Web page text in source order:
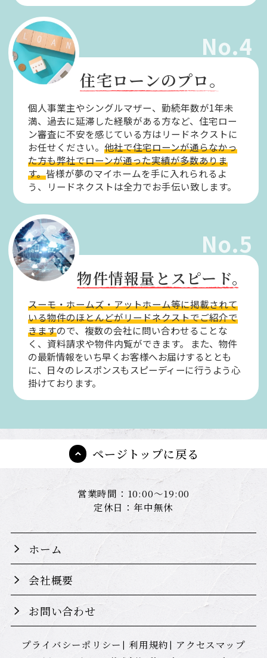
No.4
住宅ローンのプロ。
個人事業主やシングルマザー、勤続年数が1年未
満、過去に延滞した経験がある方など、住宅ロー
ン審査に不安を感じている方はリードネクストに
お任せください。他社で住宅ローンが通らなかっ
た方も弊社でローンが通った実績が多数ありま
す。皆様が夢のマイホームを手に入れられるよ
う、リードネクストは全力でお手伝い致します。
No.5
物件情報量とスピード。
スーモ・ホームズ・アットホーム等に掲載されて
いる物件のほとんどがリードネクストでご紹介で
きますので、複数の会社に問い合わせることな
く、資料請求や物件内覧ができます。
また、物件
の最新情報をいち早くお客様へお届けするととも
に、日々のレスポンスもスピーディーに行うよう心
掛けております。
ページトップに戻る
営業時間：10:00～19:00
定休日：年中無休
ホーム
会社概要
お問い合わせ
プライバシーポリシー 利用規約 アクセスマップ